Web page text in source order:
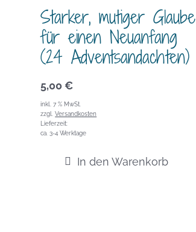
Starker, mutiger Glaube
für einen Neuanfang
(24 Adventsandachten)
5,00 €
inkl. 7 % MwSt.
zzgl.Versandkosten
Lieferzeit:
ca. 3-4 Werktage
In den Warenkorb